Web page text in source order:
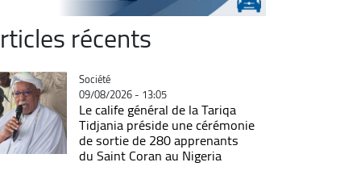
récents
Catégorie
Société
09/08/2026 - 13:05
Le calife général de la Tariqa
Tidjania préside une cérémonie
de sortie de 280 apprenants
du Saint Coran au Nigeria